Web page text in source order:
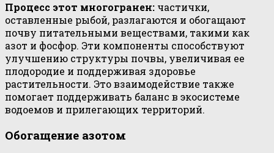
Процесс этот многогранен: частички,
оставленные рыбой, разлагаются и обогащают
почву питательными веществами, такими как
азот и фосфор. Эти компоненты способствуют
улучшению структуры почвы, увеличивая ее
плодородие и поддерживая здоровье
растительности. Это взаимодействие также
помогает поддерживать баланс в экосистеме
водоемов и прилегающих территорий.
Обогащение азотом